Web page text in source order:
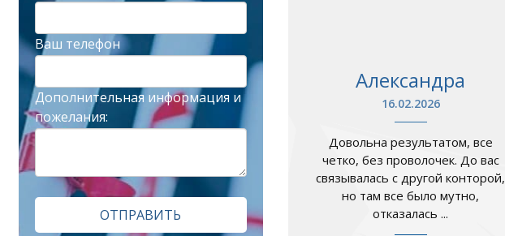
Ваш телефон
Дополнительная информация и
пожелания:
ОТПРАВИТЬ
Александра
16.02.2026
Довольна результатом, все
четко, без проволочек. До вас
связывалась с другой конторой,
но там все было мутно,
отказалась ...